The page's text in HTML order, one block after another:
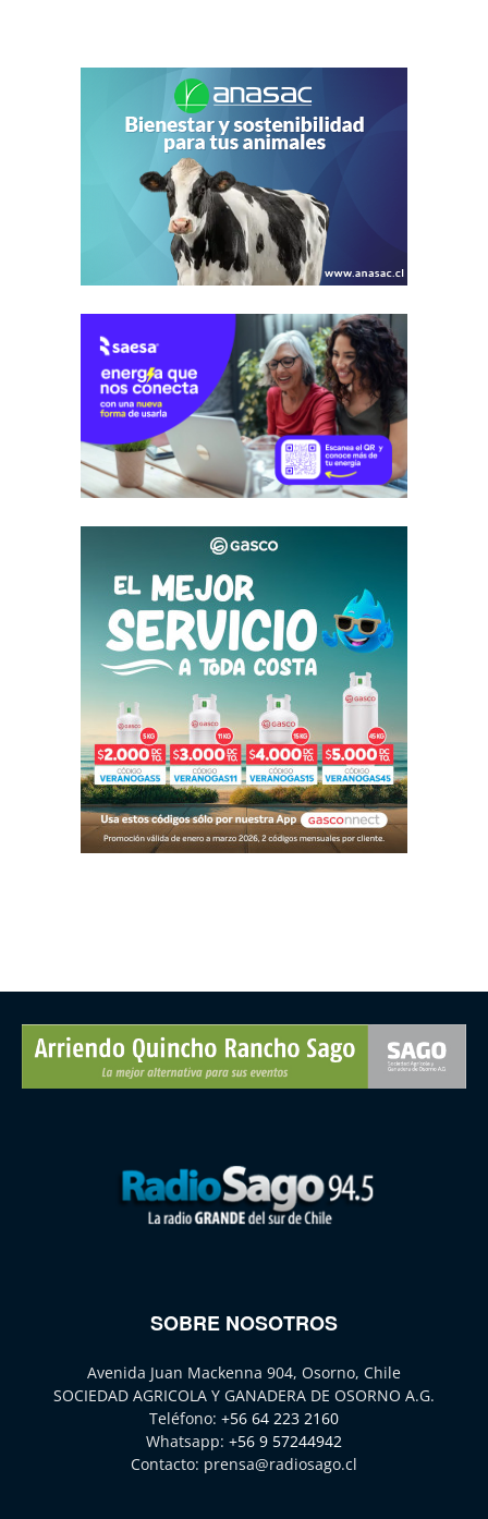
SOBRE NOSOTROS
Avenida Juan Mackenna 904, Osorno, Chile
SOCIEDAD AGRICOLA Y GANADERA DE OSORNO A.G.
Teléfono: +56 64 223 2160
Whatsapp: +56 9 57244942
Contacto: prensa@radiosago.cl